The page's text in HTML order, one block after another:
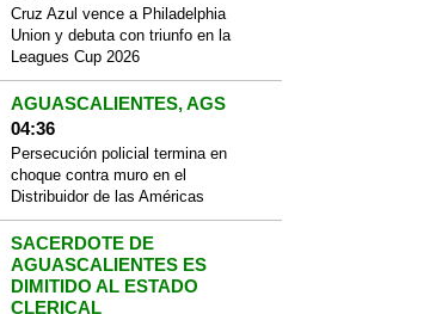
Cruz Azul vence a Philadelphia
Union y debuta con triunfo en la
Leagues Cup 2026
AGUASCALIENTES, AGS
04:36
Persecución policial termina en
choque contra muro en el
Distribuidor de las Américas
SACERDOTE DE
AGUASCALIENTES ES
DIMITIDO AL ESTADO
CLERICAL